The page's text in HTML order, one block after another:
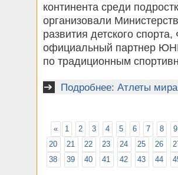
континента среди
организовали
развития детского
официальный партнер
по традиционным
Подробнее: Атлеты мира
« 1 2 3 4 5 6 7 8
9
20
21 22 23 24 25 26
38
39 40 41 42 43 44